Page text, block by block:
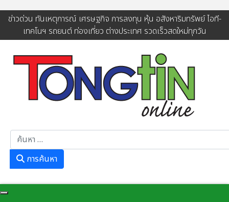
ข่าวด่วน ทันเหตุการณ์ เศรษฐกิจ การลงทุน หุ้น อสังหาริมทรัพย์ ไอที-
เทคโนฯ รถยนต์ ท่องเที่ยว ต่างประเทศ รวดเร็วสดใหม่ทุกวัน
การค้นหา